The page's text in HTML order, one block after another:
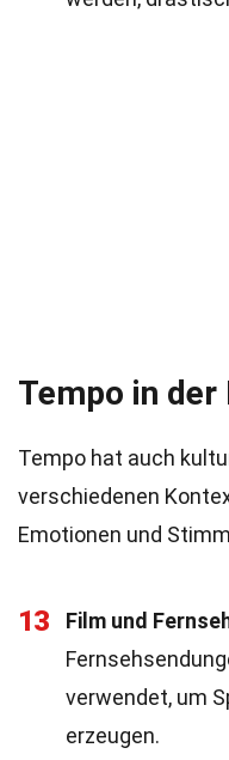
Tempo in
Tempo hat auch
verschiedenen
Emotionen und
13 Film und
verwendet, um
erzeugen.